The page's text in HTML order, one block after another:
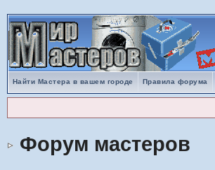
Найти Мастера в вашем городе Правила форума
Форум мастеров